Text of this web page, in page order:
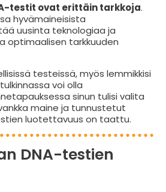
testit ovat erittäin tarkkoja.
hyvämaineisista
uusinta teknologiaa ja
optimaalisen tarkkuuden
testeissä, myös lemmikkisi
voi olla
sinun tulisi valita
maine ja tunnustetut
luotettavuus on taattu.
DNA-testien